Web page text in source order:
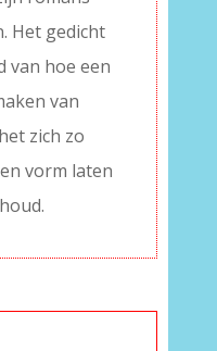
Het gedicht
van hoe een
van
zich zo
vorm laten